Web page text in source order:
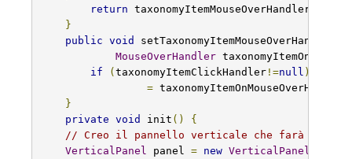
return taxonomyItemMouseOverHandler
}
public void setTaxonomyItemMouseOverHandler
MouseOverHandler
if
( taxonomyItemClickHandler !=null )
= taxonomyItemOnMouseOverHandler
}
private void init ()
{
// Creo il pannello verticale che farà da
VerticalPanel
panel = new VerticalPanel